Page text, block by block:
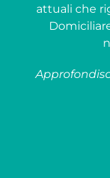
attuali che